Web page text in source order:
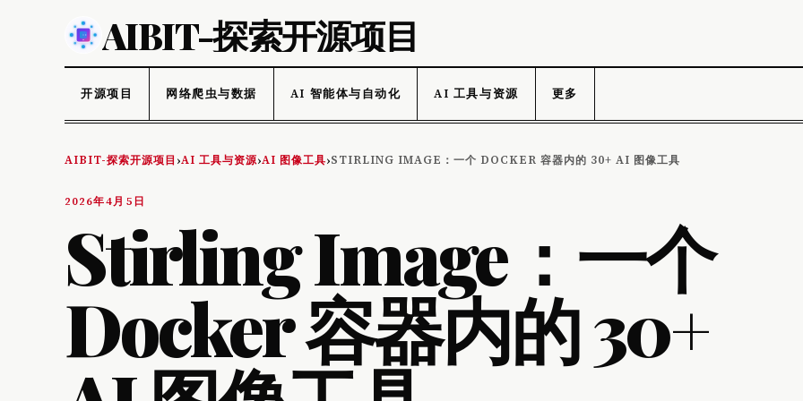
AIBIT-探索开源项目
开源项目 网络爬虫与数据 AI 智能体与自动化 AI 工具与资源 更多
AIBIT-探索开源项目 ›AI 工具与资源›AI 图像工具›STIRLING IMAGE：一个 DOCKER 容器内的 30+ AI 图像工具
2026年4月5日
Stirling Image：一个
Docker 容器内的 30+